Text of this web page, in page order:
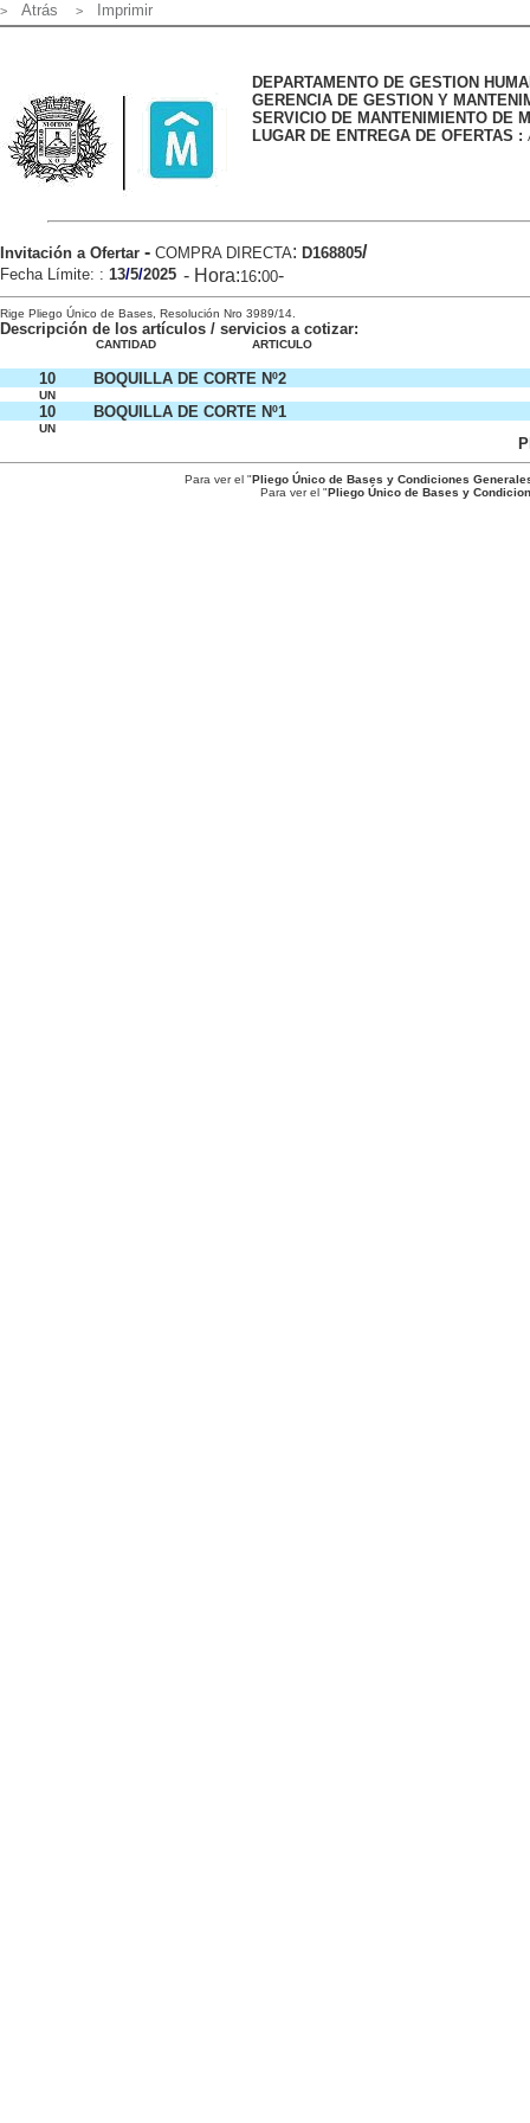
> Atrás > Imprimir
DEPARTAMENTO DE GESTION
GERENCIA DE GESTION Y
SERVICIO DE MANTENIMIENTO DE
LUGAR DE ENTREGA DE OFERTAS :
Invitación a Ofertar - COMPRA DIRECTA: D168805/
Fecha Límite: : 13/5/2025 - Hora:16:00-
Rige Pliego Único de Bases, Resolución Nro 3989/14.
Descripción de los artículos / servicios a cotizar:
CANTIDAD ARTICULO
10
BOQUILLA DE CORTE Nº2
UN
10 BOQUILLA DE CORTE Nº1
UN
Para ver el "Pliego Único de Bases y Condiciones
Para ver el "Pliego Único de Bases y